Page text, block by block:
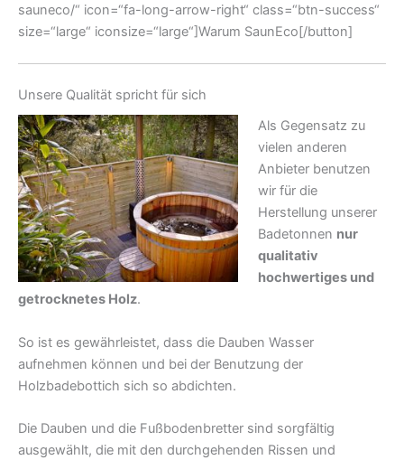
sauneco/“ icon=“fa-long-arrow-right“ class=“btn-success“
size=“large“ iconsize=“large“]Warum SaunEco[/button]
Unsere Qualität spricht für sich
Als Gegensatz zu
vielen anderen
Anbieter benutzen
wir für die
Herstellung unserer
Badetonnen nur
qualitativ
hochwertiges und
getrocknetes Holz.
So ist es gewährleistet, dass die Dauben Wasser
aufnehmen können und bei der Benutzung der
Holzbadebottich sich so abdichten.
Die Dauben und die Fußbodenbretter sind sorgfältig
ausgewählt, die mit den durchgehenden Rissen und